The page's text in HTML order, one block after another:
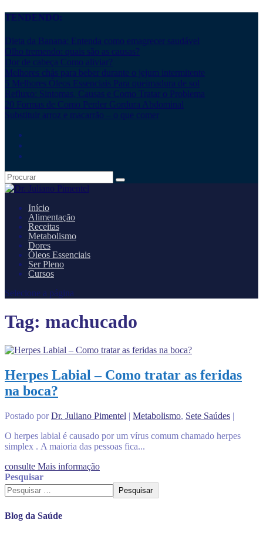
TENDENDO:
Dieta da Banana: Entenda como emagrecer saudável
Olho tremendo: quais são as causas?
Dor de cabeça Como aliviar?
Melhores chás para beber durante o jejum intermitente
5 Melhores Óleos Essenciais Para queimadura de sol
Refluxo: Sintomas, Causas e Como Tratar o Problema
20 Formas de Como Perder Gordura Abdominal
Substituir arroz e macarrão – o que comer
Início
Alimentação
Receitas
Metabolismo
Dores
Óleos Essenciais
Ser Pleno
Cursos
Selecione a página
Tag: machucado
Herpes Labial – Como tratar as feridas
na boca?
Postado porDr. Juliano Pimentel | Metabolismo, Sete Saúdes |
O herpes labial é causado por um vírus comum chamado herpes
simplex . A maioria das pessoas fica...
consulte Mais informação
Pesquisar
Pesquisar
Blog da Saúde